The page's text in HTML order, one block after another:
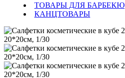
ТОВАРЫ ДЛЯ БАРБЕКЮ
КАНЦТОВАРЫ